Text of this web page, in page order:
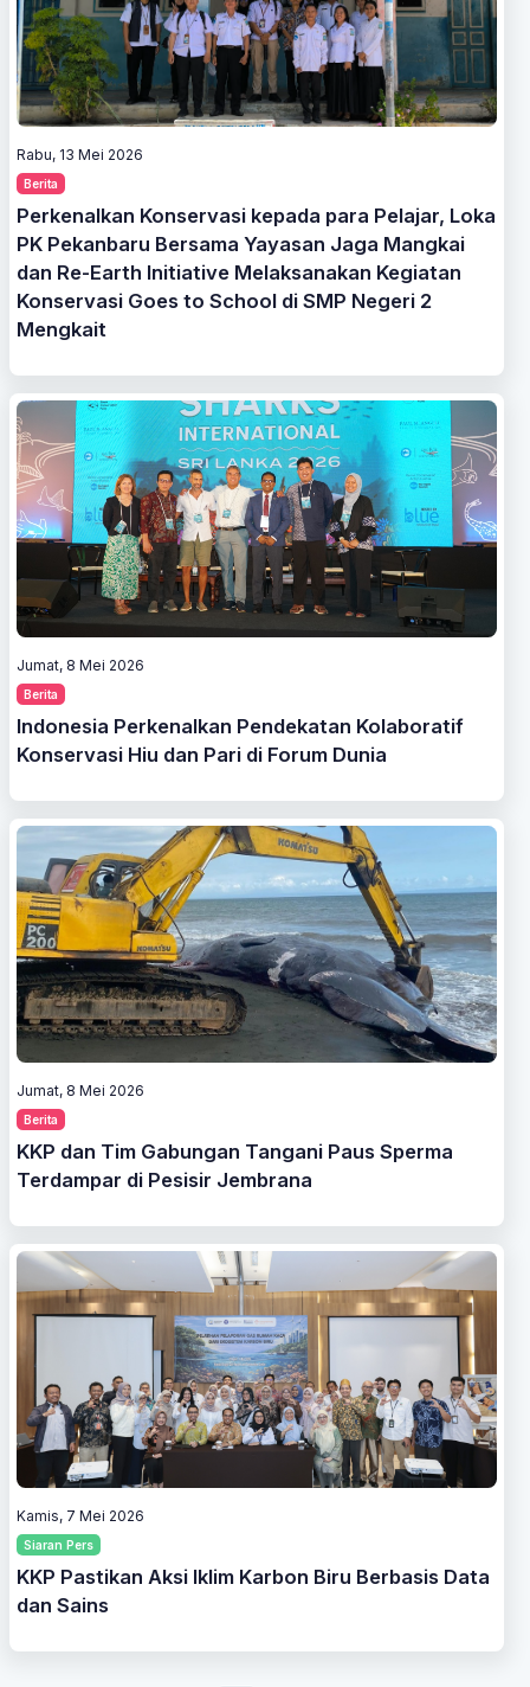
Rabu, 13 Mei 2026
Berita
Perkenalkan Konservasi kepada para Pelajar, Loka
PK Pekanbaru Bersama Yayasan Jaga Mangkai
dan Re-Earth Initiative Melaksanakan Kegiatan
Konservasi Goes to School di SMP Negeri 2
Mengkait
Jumat, 8 Mei 2026
Berita
Indonesia Perkenalkan Pendekatan Kolaboratif
Konservasi Hiu dan Pari di Forum Dunia
Jumat, 8 Mei 2026
Berita
KKP dan Tim Gabungan Tangani Paus Sperma
Terdampar di Pesisir Jembrana
Kamis, 7 Mei 2026
Siaran Pers
KKP Pastikan Aksi Iklim Karbon Biru Berbasis Data
dan Sains